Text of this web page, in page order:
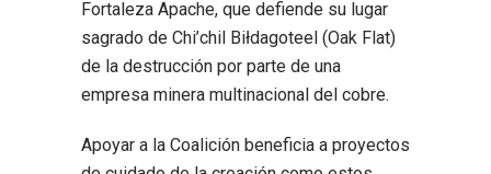
Fortaleza Apache, que defiende su lugar
sagrado de Chi’chil Biłdagoteel (Oak Flat)
de la destrucción por parte de una
empresa minera multinacional del cobre.
Apoyar a la Coalición beneficia a proyectos